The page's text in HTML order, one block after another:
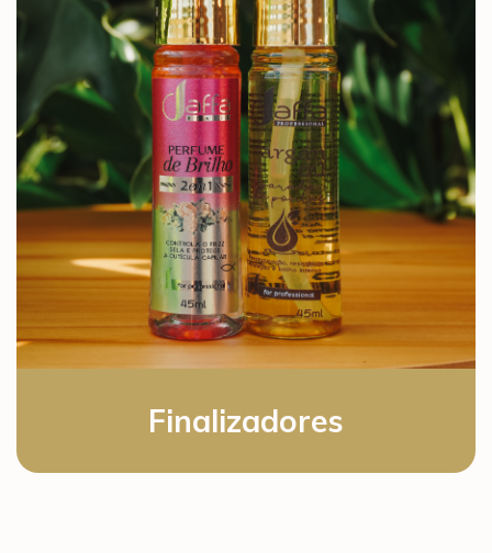
Finalizadores